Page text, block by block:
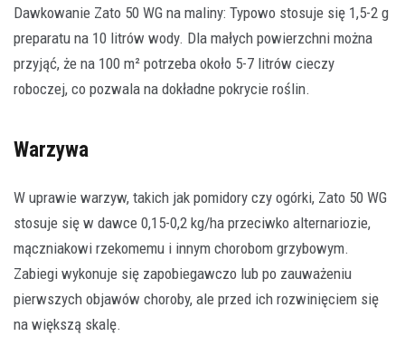
Dawkowanie Zato 50 WG na maliny: Typowo stosuje się 1,5-2 g
preparatu na 10 litrów wody. Dla małych powierzchni można
przyjąć, że na 100 m² potrzeba około 5-7 litrów cieczy
roboczej, co pozwala na dokładne pokrycie roślin.
Warzywa
W uprawie warzyw, takich jak pomidory czy ogórki, Zato 50 WG
stosuje się w dawce 0,15-0,2 kg/ha przeciwko alternariozie,
mączniakowi rzekomemu i innym chorobom grzybowym.
Zabiegi wykonuje się zapobiegawczo lub po zauważeniu
pierwszych objawów choroby, ale przed ich rozwinięciem się
na większą skalę.